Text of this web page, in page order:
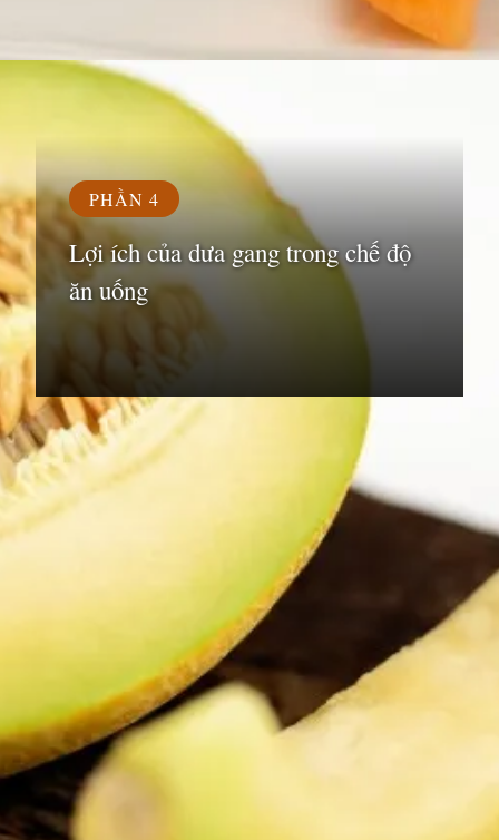
Đang mở
PHẦN 4
Lợi ích của dưa gang trong chế độ
ăn uống